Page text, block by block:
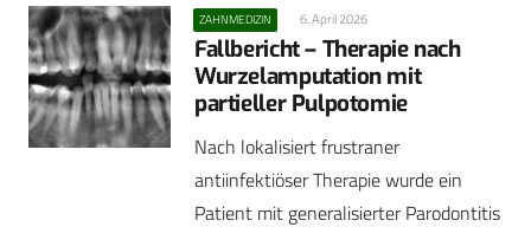
ZAHNMEDIZIN 6. April 2026
Fallbericht – Therapie nach
Wurzelamputation mit
partieller Pulpotomie
Nach lokalisiert frustraner
antiinfektiöser Therapie wurde ein
Patient mit generalisierter Parodontitis